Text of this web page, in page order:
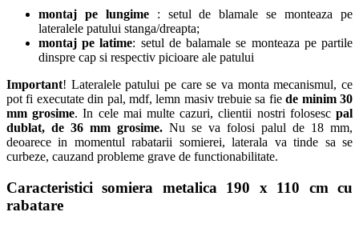
montaj pe lungime: setul de blamale se monteaza pe
lateralele patului stanga/dreapta;
montaj pe latime: setul de balamale se monteaza pe partile
dinspre cap si respectiv picioare ale patului
Important! Lateralele patului pe care se va monta mecanismul, ce
pot fi executate din pal, mdf, lemn masiv trebuie sa fiede minim 30
mm grosime. In cele mai multe cazuri, clientii nostri folosescpal
dublat, de 36 mm grosime. Nu se va folosi palul de 18 mm,
deoarece in momentul rabatarii somierei, laterala va tinde sa se
curbeze, cauzand probleme grave de functionabilitate.
Caracteristici somiera metalica 190 x 110 cm cu
rabatare